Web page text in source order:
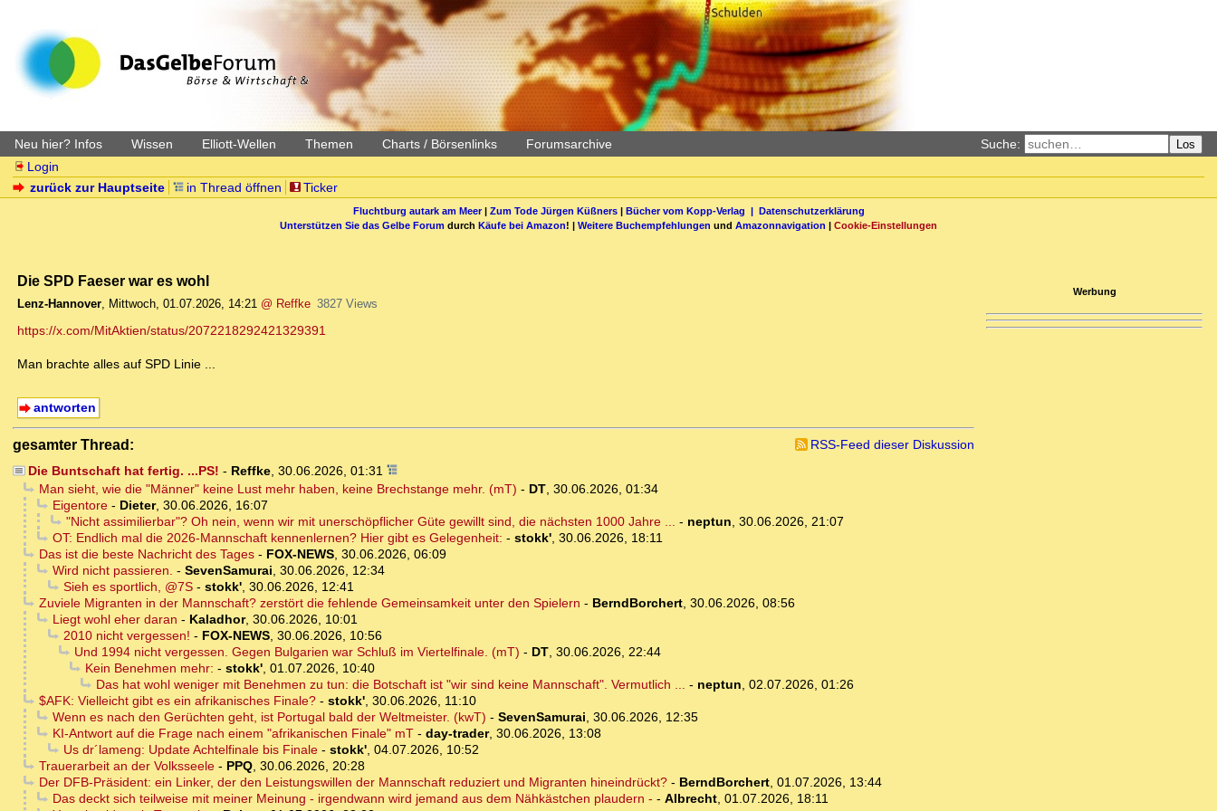
Neu hier? Infos Wissen Elliott-Wellen Themen Charts / Börsenlinks Forumsarchive Suche: Los
Login
zurück zur Hauptseite
in Thread öffnen Ticker
Fluchtburg autark am Meer| Zum Tode Jürgen Küßners| Bücher vom Kopp-Verlag | Datenschutzerklärung
Unterstützen Sie das Gelbe Forum durch Käufe bei Amazon! | Weitere Buchempfehlungen und Amazonnavigation | Cookie-Einstellungen
Die SPD Faeser war es wohl
Lenz-Hannover, Mittwoch, 01.07.2026, 14:21 @ Reffke 3827 Views
https://x.com/MitAktien/status/2072218292421329391
Man brachte alles auf SPD Linie ...
antworten
gesamter Thread:
RSS-Feed dieser Diskussion
Die Buntschaft hat fertig. ...PS! - Reffke, 30.06.2026, 01:31
Man sieht, wie die "Männer" keine Lust mehr haben, keine Brechstange mehr. (mT) - DT, 30.06.2026, 01:34
Eigentore- Dieter, 30.06.2026, 16:07
"Nicht assimilierbar"? Oh nein, wenn wir mit unerschöpflicher Güte gewillt sind, die nächsten 1000 Jahre ... - neptun, 30.06.2026, 21:07
OT: Endlich mal die 2026-Mannschaft kennenlernen? Hier gibt es Gelegenheit: - stokk', 30.06.2026, 18:11
Das ist die beste Nachricht des Tages- FOX-NEWS, 30.06.2026, 06:09
Wird nicht passieren. - SevenSamurai, 30.06.2026, 12:34
Sieh es sportlich, @7S- stokk', 30.06.2026, 12:41
Zuviele Migranten in der Mannschaft? zerstört die fehlende Gemeinsamkeit unter den Spielern - BerndBorchert, 30.06.2026, 08:56
Liegt wohl eher daran - Kaladhor, 30.06.2026, 10:01
2010 nicht vergessen! - FOX-NEWS, 30.06.2026, 10:56
Und 1994 nicht vergessen. Gegen Bulgarien war Schluß im Viertelfinale. (mT) - DT, 30.06.2026, 22:44
Kein Benehmen mehr: - stokk', 01.07.2026, 10:40
Das hat wohl weniger mit Benehmen zu tun: die Botschaft ist "wir sind keine Mannschaft". Vermutlich ... - neptun, 02.07.2026, 01:26
$AFK: Vielleicht gibt es ein afrikanisches Finale?- stokk', 30.06.2026, 11:10
Wenn es nach den Gerüchten geht, ist Portugal bald der Weltmeister. (kwT) - SevenSamurai, 30.06.2026, 12:35
KI-Antwort auf die Frage nach einem "afrikanischen Finale" mT- day-trader, 30.06.2026, 13:08
Us dr´lameng: Update Achtelfinale bis Finale- stokk', 04.07.2026, 10:52
Trauerarbeit an der Volksseele- PPQ, 30.06.2026, 20:28
Der DFB-Präsident: ein Linker, der den Leistungswillen der Mannschaft reduziert und Migranten hineindrückt?- BerndBorchert, 01.07.2026, 13:44
Das deckt sich teilweise mit meiner Meinung - irgendwann wird jemand aus dem Nähkästchen plaudern - - Albrecht, 01.07.2026, 18:11
Werbung